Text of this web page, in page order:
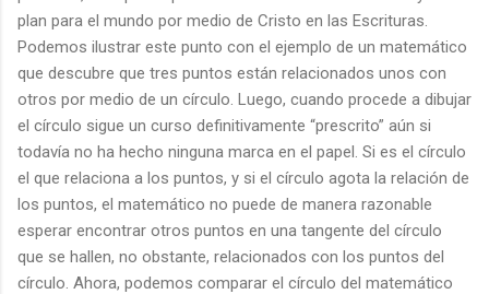
plan para el mundo por medio de Cristo en las Escrituras.
Podemos ilustrar este punto con el ejemplo de un matemático
que descubre que tres puntos están relacionados unos con
otros por medio de un círculo. Luego, cuando procede a dibujar
el círculo sigue un curso definitivamente “prescrito” aún si
todavía no ha hecho ninguna marca en el papel. Si es el círculo
el que relaciona a los puntos, y si el círculo agota la relación de
los puntos, el matemático no puede de manera razonable
esperar encontrar otros puntos en una tangente del círculo
que se hallen, no obstante, relacionados con los puntos del
círculo. Ahora, podemos comparar el círculo del matemático